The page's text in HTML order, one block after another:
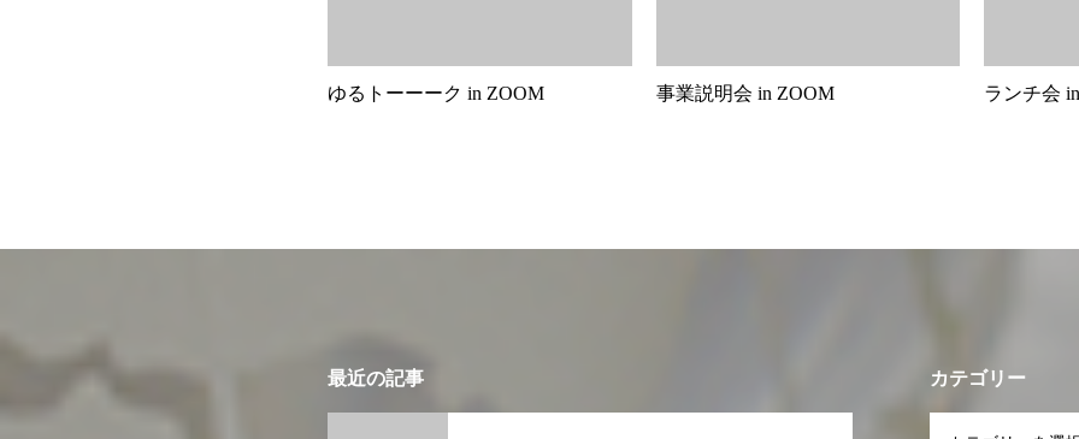
ゆるトーーーク in ZOOM 事業説明会 in ZOOM ランチ会
最近の記事 カテゴリー